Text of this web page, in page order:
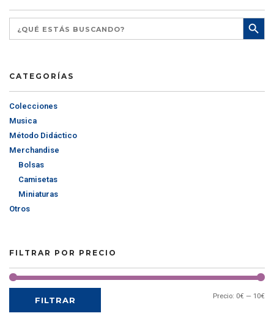
CATEGORÍAS
Colecciones
Musica
Método Didáctico
Merchandise
Bolsas
Camisetas
Miniaturas
Otros
FILTRAR POR PRECIO
FILTRAR Precio: 0€ — 10€